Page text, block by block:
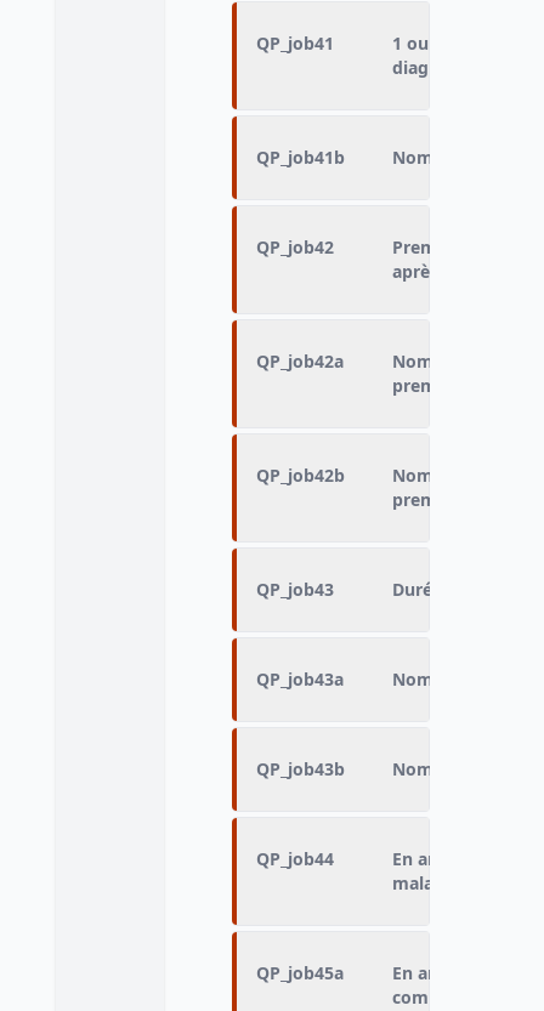
QP_job41
1 ou plusieurs
diagnostic de la
QP_job41b Nombre d'arrêts
QP_job42
Premier arrêt
après le
QP_job42a
Nombre de jours
premier arrêt
QP_job42b
Nombre de mois
premier arrêt
QP_job43 Durée du
QP_job43a Nombre de jours
QP_job43b Nombre de mois
QP_job44
En arrêt maladie
maladie
QP_job45a
En arrêt maladie
combien de